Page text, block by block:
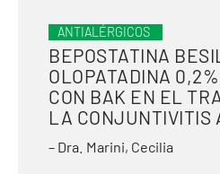
ANTIALÉRGICOS
BEPOSTATINA
OLOPATADINA
CON BAK EN EL
LA CONJUNTIVITIS
– Dra. Marini, Cecilia